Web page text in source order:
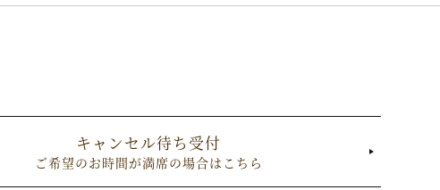
キャンセル待ち受付
ご希望のお時間が満席の場合はこちら